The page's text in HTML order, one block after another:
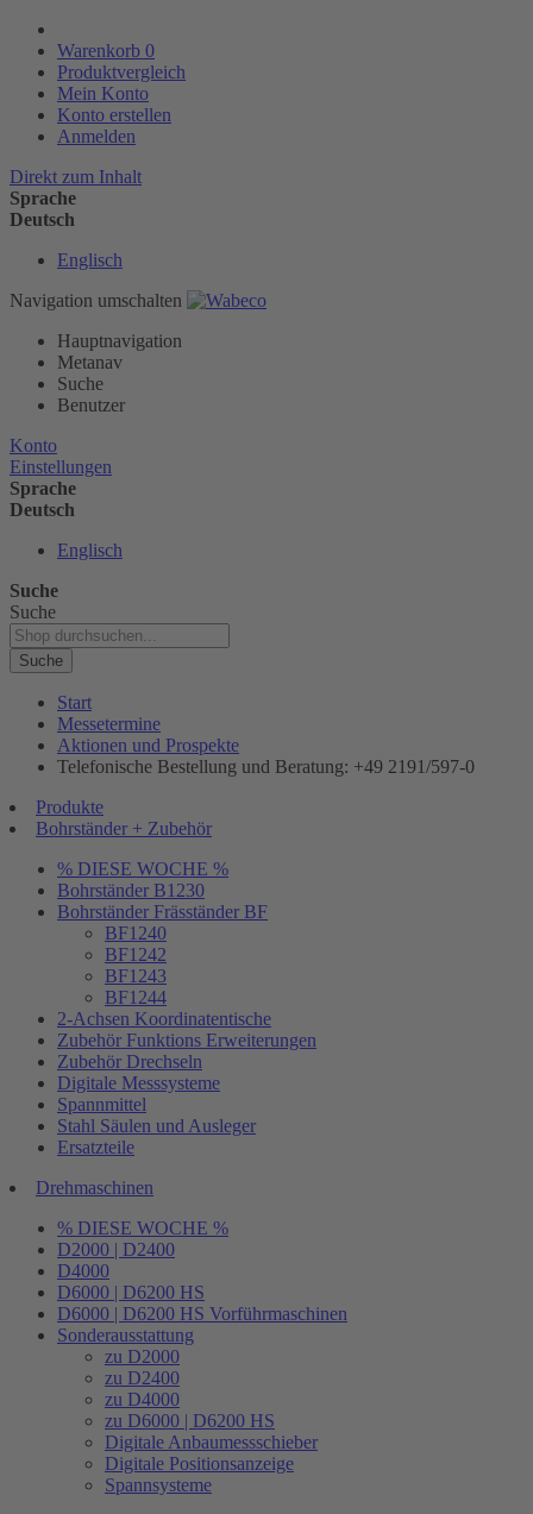
Warenkorb 0
Produktvergleich
Mein Konto
Konto erstellen
Anmelden
Direkt zum Inhalt
Sprache
Deutsch
Englisch
Navigation umschalten
Hauptnavigation
Metanav
Suche
Benutzer
Konto
Einstellungen
Sprache
Deutsch
Englisch
Suche
Suche
Suche
Start
Messetermine
Aktionen und Prospekte
Telefonische Bestellung und Beratung: +49 2191/597-0
Produkte
Bohrständer + Zubehör
% DIESE WOCHE %
Bohrständer B1230
Bohrständer Fräsständer BF
BF1240
BF1242
BF1243
BF1244
2-Achsen Koordinatentische
Zubehör Funktions Erweiterungen
Zubehör Drechseln
Digitale Messsysteme
Spannmittel
Stahl Säulen und Ausleger
Ersatzteile
Drehmaschinen
% DIESE WOCHE %
D2000 | D2400
D4000
D6000 | D6200 HS
D6000 | D6200 HS Vorführmaschinen
Sonderausstattung
zu D2000
zu D2400
zu D4000
zu D6000 | D6200 HS
Digitale Anbaumessschieber
Digitale Positionsanzeige
Spannsysteme